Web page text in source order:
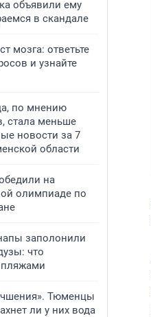
объявили ему
в скандале
мозга: ответьте
и узнайте
по мнению
стала меньше
новости за 7
области
на
олимпиаде по
заполонили
что
пляжами
Тюменцы
ли у них вода